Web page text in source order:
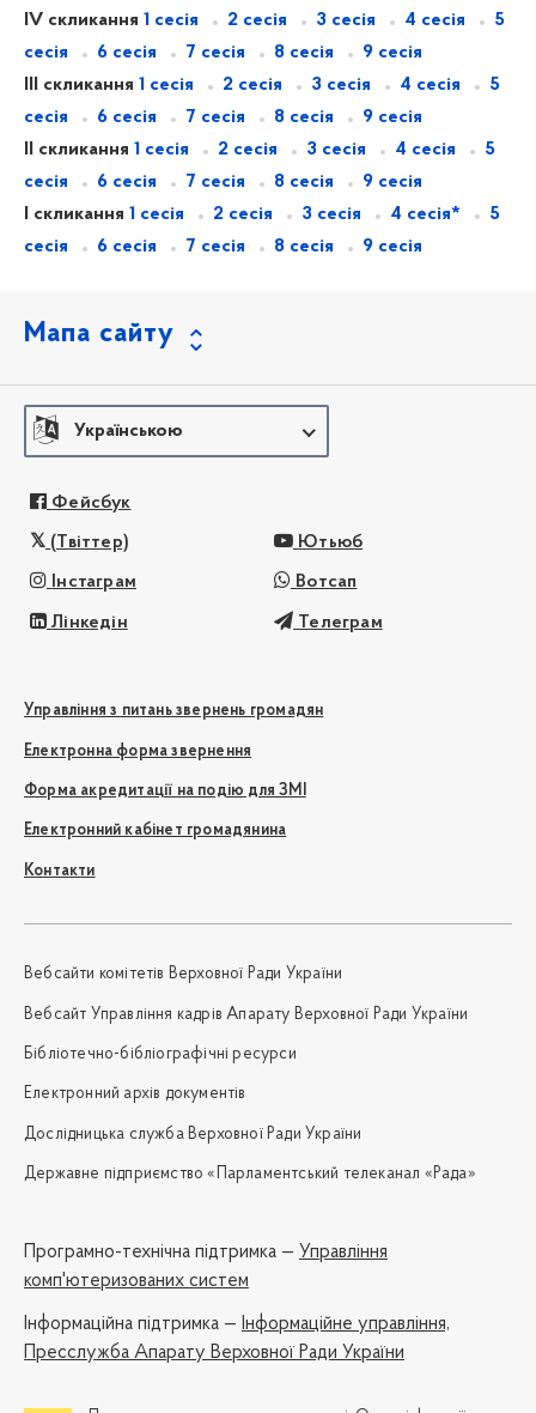
IV скликання 1 сесія 2 сесія 3 сесія 4 сесія
5
сесія
6 сесія 7 сесія 8 сесія
9 сесія
III скликання 1 сесія 2 сесія 3 сесія 4 сесія
5
сесія
6 сесія 7 сесія 8 сесія
9 сесія
II скликання 1 сесія 2 сесія 3 сесія 4 сесія
5
сесія
6 сесія 7 сесія 8 сесія
9 сесія
I скликання 1 сесія 2 сесія 3 сесія 4 сесія*
5
сесія
6 сесія 7 сесія 8 сесія 9 сесія
Мапа сайту
Українською
Фейсбук
(Твіттер) Ютьюб
Інстаграм Вотсап
Лінкедін Телеграм
Управління з питань звернень громадян
Електронна форма звернення
Форма акредитації на подію для ЗМІ
Електронний кабінет громадянина
Контакти
Вебсайти комітетів Верховної Ради України
Вебсайт Управління кадрів Апарату Верховної Ради України
Бібліотечно-бібліографічні ресурси
Електронний архів документів
Дослідницька служба Верховної Ради України
Державне підприємство «Парламентський телеканал «Рада»
Програмно-технічна підтримка — Управління
комп'ютеризованих систем
Iнформаційна підтримка — Інформаційне управління,
Пресслужба Апарату Верховної Ради України